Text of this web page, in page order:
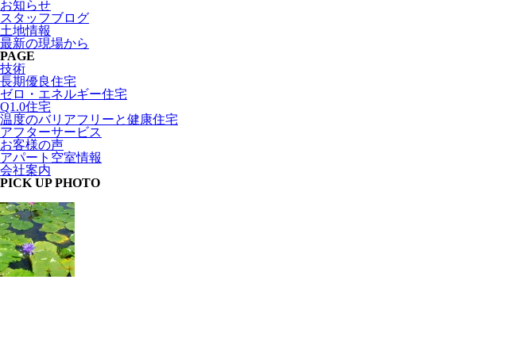
お知らせ
スタッフブログ
土地情報
最新の現場から
PAGE
技術
長期優良住宅
ゼロ・エネルギー住宅
Q1.0住宅
温度のバリアフリーと健康住宅
アフターサービス
お客様の声
アパート空室情報
会社案内
PICK UP PHOTO